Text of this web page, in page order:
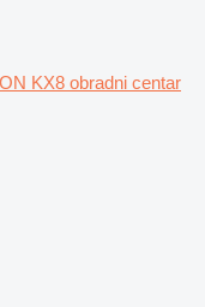
KX8 obradni centar